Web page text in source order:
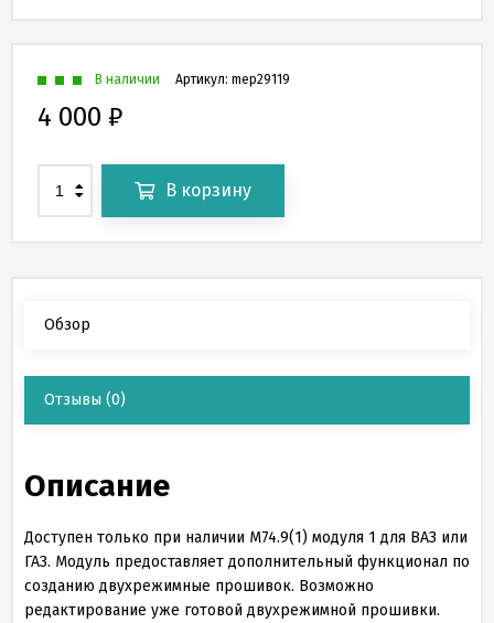
Артикул: mep29119
В наличии
4 000 ₽
В корзину
Обзор
Отзывы (0)
Описание
Доступен только при наличии М74.9(1) модуля 1 для ВАЗ или
ГАЗ. Модуль предоставляет дополнительный функционал по
созданию двухрежимные прошивок. Возможно
редактирование уже готовой двухрежимной прошивки.